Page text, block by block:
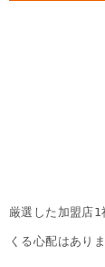
厳選した加盟店
くる心配はありま